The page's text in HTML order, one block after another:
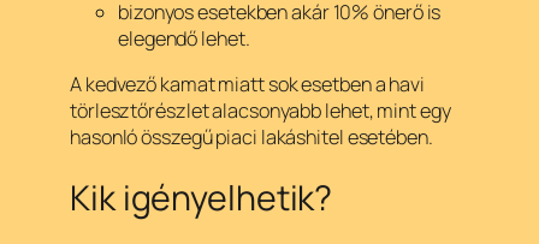
bizonyos esetekben akár 10% önerő is
elegendő lehet.
A kedvező kamat miatt sok esetben a havi
törlesztőrészlet alacsonyabb lehet, mint egy
hasonló összegű piaci lakáshitel esetében.
Kik igényelhetik?